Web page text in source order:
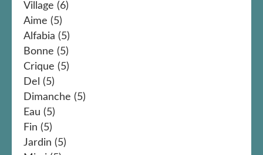
Village (6)
Aime (5)
Alfabia (5)
Bonne (5)
Crique (5)
Del (5)
Dimanche (5)
Eau (5)
Fin (5)
Jardin (5)